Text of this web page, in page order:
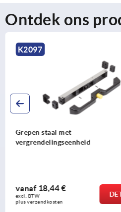
Ontdek ons
K1527
Beugelgrepen kunststof met
schakelfunctie en een drukknop
vanaf197,02 €
excl. BTW
plus verzendkosten